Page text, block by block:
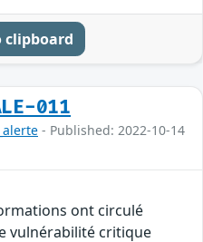
clipboard
011
- Published: 2022-10-14
ont circulé
vulnérabilité critique